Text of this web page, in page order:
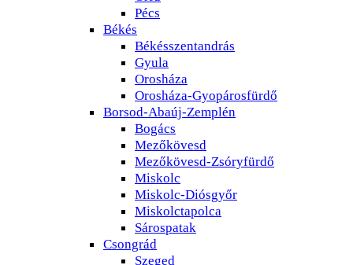
Pécs
Békés
Békésszentandrás
Gyula
Orosháza
Orosháza-Gyopárosfürdő
Borsod-Abaúj-Zemplén
Bogács
Mezőkövesd
Mezőkövesd-Zsóryfürdő
Miskolc
Miskolc-Diósgyőr
Miskolctapolca
Sárospatak
Csongrád
Szeged